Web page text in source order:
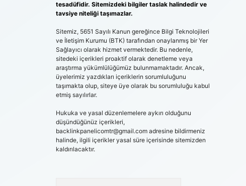
tesadüfidir. Sitemizdeki bilgiler taslak halindedir ve
tavsiye niteliği taşımazlar.
Sitemiz, 5651 Sayılı Kanun gereğince Bilgi Teknolojileri
ve İletişim Kurumu (BTK) tarafından onaylanmış bir Yer
Sağlayıcı olarak hizmet vermektedir. Bu nedenle,
sitedeki içerikleri proaktif olarak denetleme veya
araştırma yükümlülüğümüz bulunmamaktadır. Ancak,
üyelerimiz yazdıkları içeriklerin sorumluluğunu
taşımakta olup, siteye üye olarak bu sorumluluğu kabul
etmiş sayılırlar.
Hukuka ve yasal düzenlemelere aykırı olduğunu
düşündüğünüz içerikleri,
backlinkpanelicomtr@gmail.comadresine bildirmeniz
halinde, ilgili içerikler yasal süre içerisinde sitemizden
kaldırılacaktır.